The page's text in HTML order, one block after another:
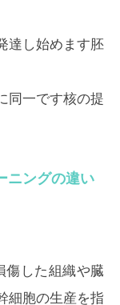
達し始めます胚
同一です核の提
ニングの違い
傷した組織や臓
細胞の生産を指